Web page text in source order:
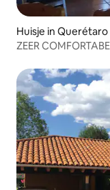
Huisje in Querétaro